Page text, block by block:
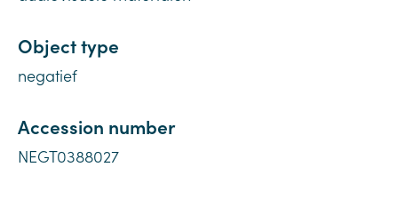
Object type
negatief
Accession number
NEGT0388027